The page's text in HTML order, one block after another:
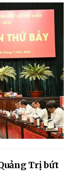
Trị bứt